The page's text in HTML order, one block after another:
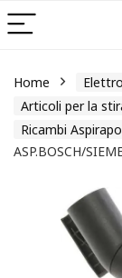
Home
Articoli per la
Ricambi
ASP.BOSCH/